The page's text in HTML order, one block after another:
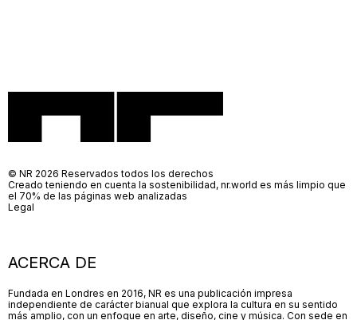
ACERCA DE
Fundada en Londres en 2016, NR es una publicación impresa
independiente de carácter bianual que explora la cultura en su sentido
más amplio, con un enfoque en arte, diseño, cine y música. Con sede en
© NR 2026 Reservados todos los derechos
Creado teniendo en cuenta la sostenibilidad, nr.world es más limpio que
el 70% de las páginas web analizadas
Legal